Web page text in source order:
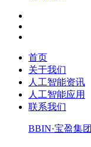
首页
关于我们
人工智能资讯
人工智能应用
联系我们
BBIN·宝盈集团